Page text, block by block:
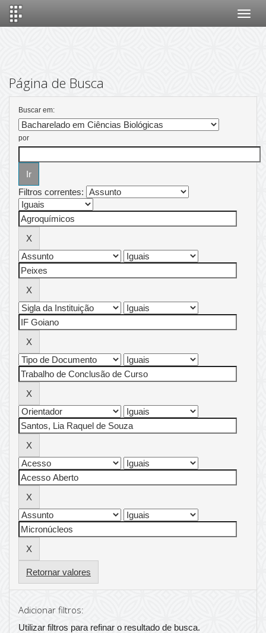
Página de Busca
Buscar em:
por
Filtros correntes:
Retornar valores
Adicionar filtros:
Utilizar filtros para refinar o resultado de busca.